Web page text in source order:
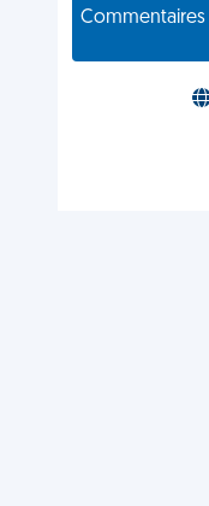
Commentaires